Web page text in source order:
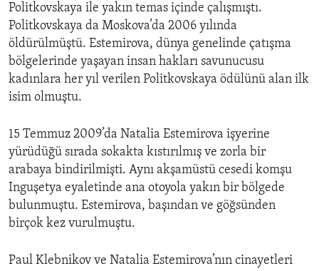
Politkovskaya ile yakın temas içinde çalışmıştı.
Politkovskaya da Moskova’da 2006 yılında
öldürülmüştü. Estemirova, dünya genelinde çatışma
bölgelerinde yaşayan insan hakları savunucusu
kadınlara her yıl verilen Politkovskaya ödülünü alan ilk
isim olmuştu.
15 Temmuz 2009’da Natalia Estemirova işyerine
yürüdüğü sırada sokakta kıstırılmış ve zorla bir
arabaya bindirilmişti. Aynı akşamüstü cesedi komşu
Inguşetya eyaletinde ana otoyola yakın bir bölgede
bulunmuştu. Estemirova, başından ve göğsünden
birçok kez vurulmuştu.
Paul Klebnikov ve Natalia Estemirova’nın cinayetleri